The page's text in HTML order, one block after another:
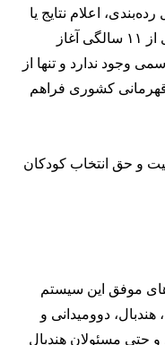
اعلام نتایج یا
اهدای جام نیست. رقابت‌های منطقه‌ای از ۱۱ سالگی آغاز
وجود ندارد و تنها از
کشوری فراهم
و حق انتخاب کودکان
موفق این سیستم
هندبال، دوومیدانی و
حتی مسئولان هندبال